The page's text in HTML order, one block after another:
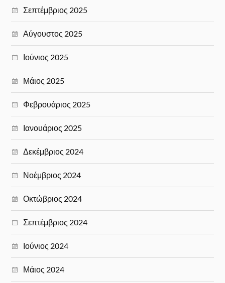
Σεπτέμβριος 2025
Αύγουστος 2025
Ιούνιος 2025
Μάιος 2025
Φεβρουάριος 2025
Ιανουάριος 2025
Δεκέμβριος 2024
Νοέμβριος 2024
Οκτώβριος 2024
Σεπτέμβριος 2024
Ιούνιος 2024
Μάιος 2024